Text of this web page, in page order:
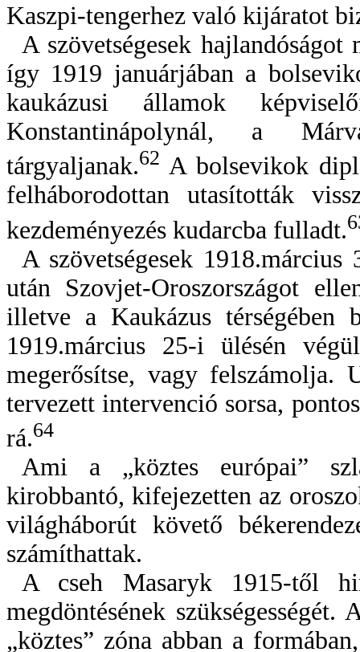
Kaszpi-tengerhez való kijáratot
A szövetségesek
így 1919 ja­nuár­jában a
kaukázusi államok
Konstantinápolynál, a
tárgyaljanak.62 A bolsevikok
felháborodottan utasították
kezdeményezés kudarcba fulladt.
A szövetségesek
után Szovjet-Orosz­országot
illetve a Kaukázus térségében
1919.március 25-i ülésén
megerősítse, vagy
tervezett intervenció sorsa,
rá.64
Ami a „köztes európai”
kirobbantó, kifejezetten az
világháborút követő
számíthattak.
A cseh Masaryk 1915-től
megdöntésének
„köztes” zóna abban a